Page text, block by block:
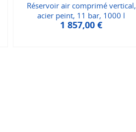
Réservoir air comprimé vertical,
acier peint, 11 bar, 1000 l
1 857,00€